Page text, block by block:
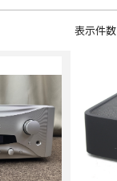
表示件数